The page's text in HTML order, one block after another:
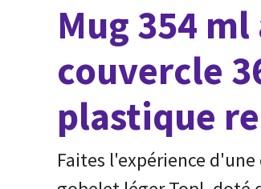
Mug 354 ml
couvercle
plastique
Faites l'expérience